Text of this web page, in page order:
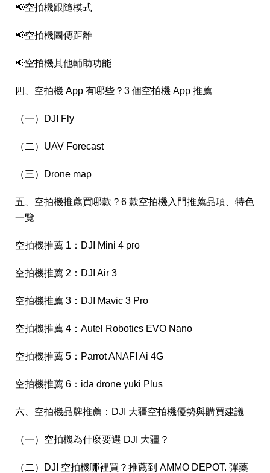
📢空拍機跟隨模式
📢空拍機圖傳距離
📢空拍機其他輔助功能
四、空拍機 App 有哪些？3 個空拍機 App 推薦
（一）DJI Fly
（二）UAV Forecast
（三）Drone map
五、空拍機推薦買哪款？6 款空拍機入門推薦品項、特色
一覽
空拍機推薦 1：DJI Mini 4 pro
空拍機推薦 2：DJI Air 3
空拍機推薦 3：DJI Mavic 3 Pro
空拍機推薦 4：Autel Robotics EVO Nano
空拍機推薦 5：Parrot ANAFI Ai 4G
空拍機推薦 6：ida drone yuki Plus
六、空拍機品牌推薦：DJI 大疆空拍機優勢與購買建議
（一）空拍機為什麼要選 DJI 大疆？
（二）DJI 空拍機哪裡買？推薦到 AMMO DEPOT. 彈藥